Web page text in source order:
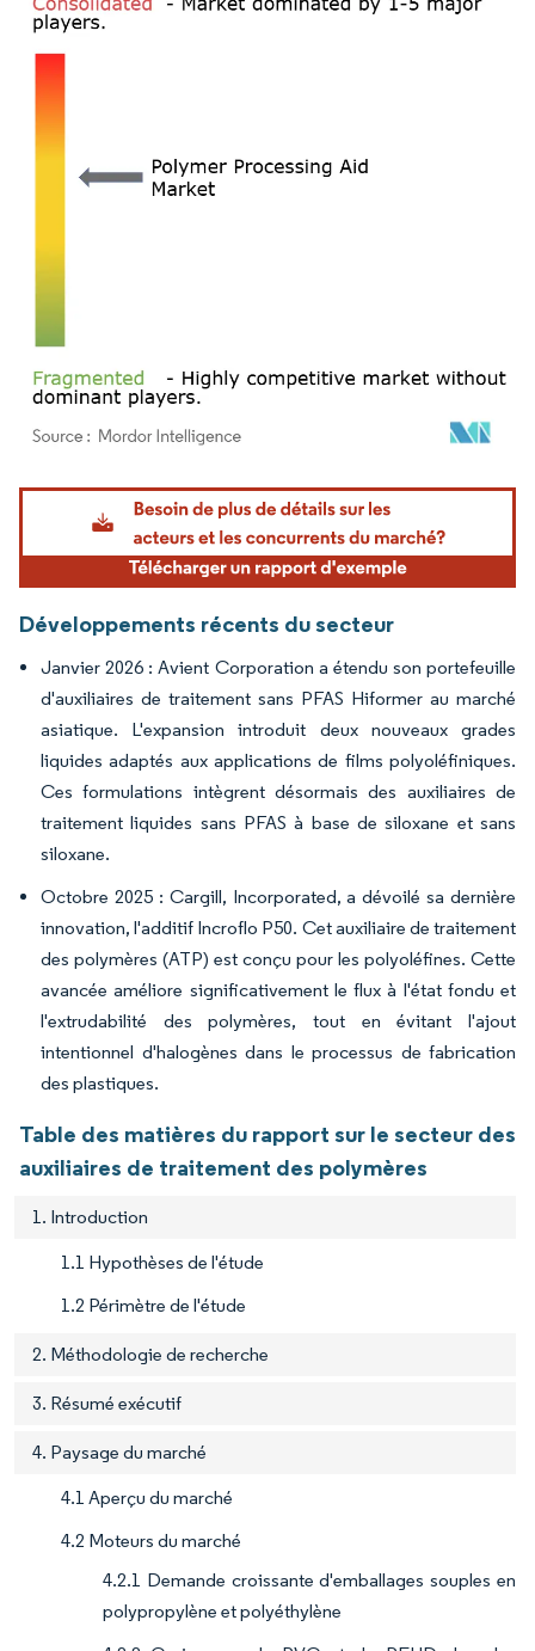
Image © Mordor Intelligence. La réutilisation nécessite une attribution sous CC BY
Développements récents du secteur
Janvier 2026 : Avient Corporation a étendu son portefeuille
d'auxiliaires de traitement sans PFAS Hiformer au marché
asiatique. L'expansion introduit deux nouveaux grades
liquides adaptés aux applications de films polyoléfiniques.
Ces formulations intègrent désormais des auxiliaires de
traitement liquides sans PFAS à base de siloxane et sans
siloxane.
Octobre 2025 : Cargill, Incorporated, a dévoilé sa dernière
innovation, l'additif Incroflo P50. Cet auxiliaire de traitement
des polymères (ATP) est conçu pour les polyoléfines. Cette
avancée améliore significativement le flux à l'état fondu et
l'extrudabilité des polymères, tout en évitant l'ajout
intentionnel d'halogènes dans le processus de fabrication
des plastiques.
Table des matières du rapport sur le secteur des
auxiliaires de traitement des polymères
1. Introduction
1.1 Hypothèses de l'étude
1.2 Périmètre de l'étude
2. Méthodologie de recherche
3. Résumé exécutif
4. Paysage du marché
4.1 Aperçu du marché
4.2 Moteurs du marché
4.2.1 Demande croissante d'emballages souples en
polypropylène et polyéthylène